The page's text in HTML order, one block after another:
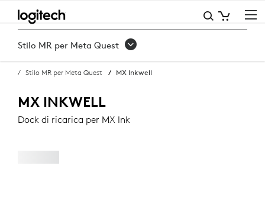
ACQUISTA
DOCK
DI
RICARICA
MX
INKWELL
Stilo MR per Meta Quest
Stilo MR per Meta Quest MX Inkwell
MX INKWELL
Dock di ricarica per MX Ink